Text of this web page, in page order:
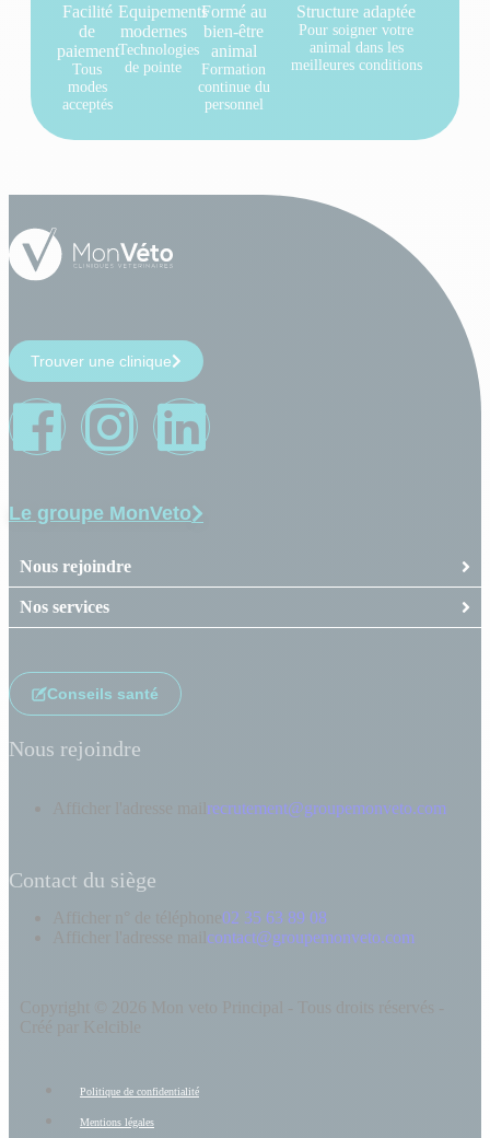
Facilité
de
paiement
Tous
modes
acceptés
Equipements
modernes
Technologies
de pointe
Formé au
bien-être
animal
Formation
continue du
personnel
Structure adaptée
Pour soigner votre
animal dans les
meilleures conditions
Trouver une clinique
Le groupe MonVeto
Nous rejoindre
Nos services
Conseils santé
Nous rejoindre
recrutement@groupemonveto.com
Contact du siège
02 35 63 89 08
contact@groupemonveto.com
Politique de confidentialité
Mentions légales